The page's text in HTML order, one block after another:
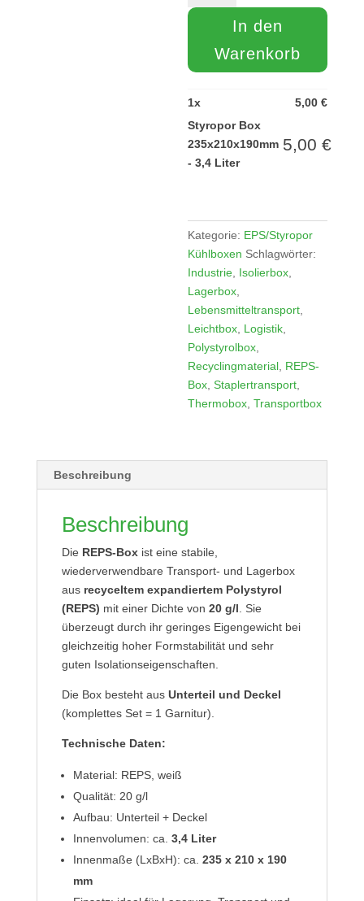
235x210x190mm
Liter
In den
Warenkorb
1x 5,00€
Styropor Box
235x210x190mm
- 3,4 Liter
5,00€
Kategorie: EPS/Styropor
Kühlboxen Schlagwörter:
Industrie Isolierbox
Lagerbox
Lebensmitteltransport
Leichtbox Logistik
Polystyrolbox
Recyclingmaterial REPS-
Box ,Staplertransport
Thermobox ,Transportbox
Beschreibung
Beschreibung
Die REPS-Boxist eine stabile,
wiederverwendbare Transport- und Lagerbox
aus recyceltem expandiertem Polystyrol
(REPS) mit einer Dichte von 20 g/l . Sie
überzeugt durch ihr geringes Eigengewicht bei
gleichzeitig hoher Formstabilität und sehr
guten Isolationseigenschaften.
Die Box besteht aus Unterteil und Deckel
(komplettes Set = 1 Garnitur).
Technische Daten:
Material: REPS, weiß
Qualität: 20 g/l
Aufbau: Unterteil + Deckel
Innenvolumen: ca. 3,4 Liter
Innenmaße (LxBxH): ca. 235 x 210 x 190
mm